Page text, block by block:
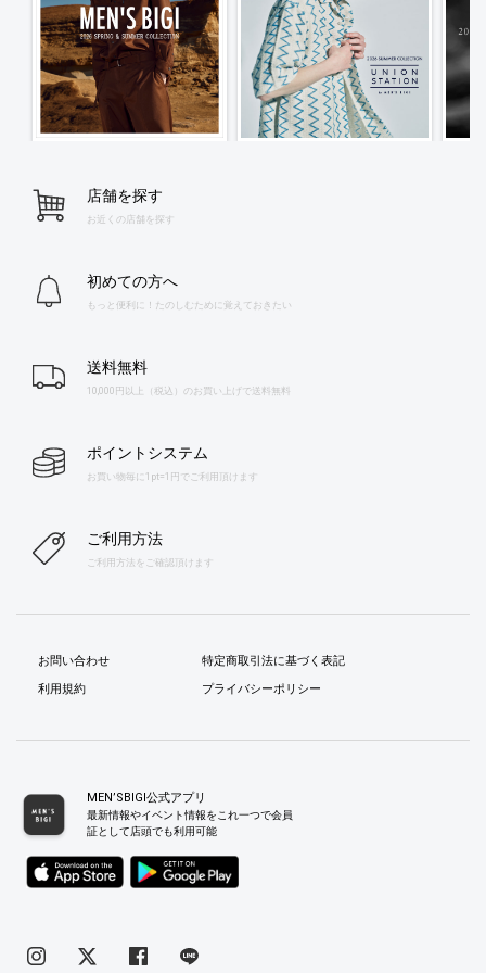
店舗を探す
お近くの店舗を探す
初めての方へ
もっと便利に！たのしむために覚えておきたい
送料無料
10,000円以上（税込）のお買い上げで送料無料
ポイントシステム
お買い物毎に1pt=1円でご利用頂けます
ご利用方法
ご利用方法をご確認頂けます
お問い合わせ
利用規約
特定商取引法に基づく表記
プライバシーポリシー
MEN’SBIGI公式アプリ
最新情報やイベント情報をこれ一つで会員
証として店頭でも利用可能